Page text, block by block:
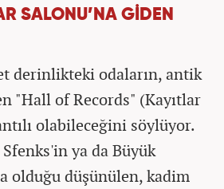
SALONU’NA GİDEN
derinlikteki odaların, antik
"Hall of Records" (Kayıtlar
olabileceğini söylüyor.
ya da Büyük
olduğu düşünülen, kadim